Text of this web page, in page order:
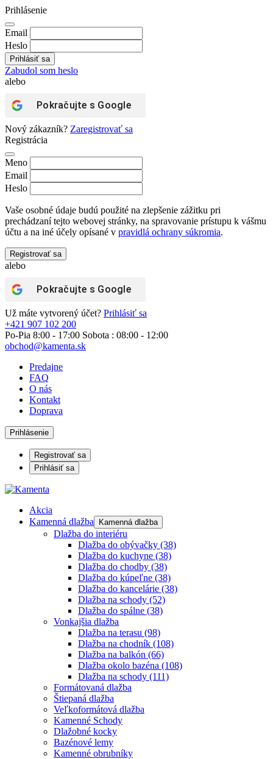
Prihlásenie
Email
Heslo
Zabudol som heslo
alebo
Pokračujte s Google
Nový zákazník? Zaregistrovať sa
Registrácia
Meno
Email
Heslo
Vaše osobné údaje budú použité na zlepšenie zážitku pri
prechádzaní tejto webovej stránky, na spravovanie prístupu k vášmu
účtu a na iné účely opísané v pravidlá ochrany súkromia.
Registrovať sa
alebo
Pokračujte s Google
Už máte vytvorený účet? Prihlásiť sa
+421 907 102 200
Po-Pia 8:00 - 17:00 Sobota : 08:00 - 12:00
obchod@kamenta.sk
Predajne
FAQ
O nás
Kontakt
Doprava
Prihlásenie
Registrovať sa
Prihlásiť sa
Akcia
Kamenná dlažba
Kamenná dlažba
Dlažba do interiéru
Dlažba do obývačky (38)
Dlažba do kuchyne (38)
Dlažba do chodby (38)
Dlažba do kúpeľne (38)
Dlažba do kancelárie (38)
Dlažba na schody (52)
Dlažba do spálne (38)
Vonkajšia dlažba
Dlažba na terasu (98)
Dlažba na chodník (108)
Dlažba na balkón (66)
Dlažba okolo bazéna (108)
Dlažba na schody (111)
Formátovaná dlažba
Štiepaná dlažba
Veľkoformátová dlažba
Kamenné Schody
Dlažobné kocky
Bazénové lemy
Kamenné obrubníky